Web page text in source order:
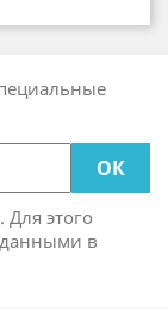
этого
в